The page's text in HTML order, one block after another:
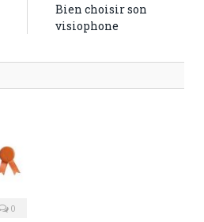
Bien choisir son
visiophone
0